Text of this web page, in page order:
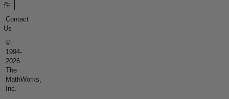
件
Contact
Us
©
1994-
2026
The
MathWorks,
Inc.